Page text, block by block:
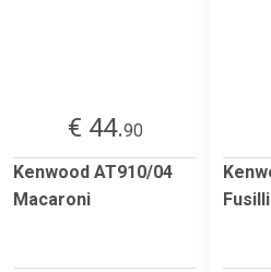
€ 44.90
Kenwood AT910/04
Macaroni
Fusilli